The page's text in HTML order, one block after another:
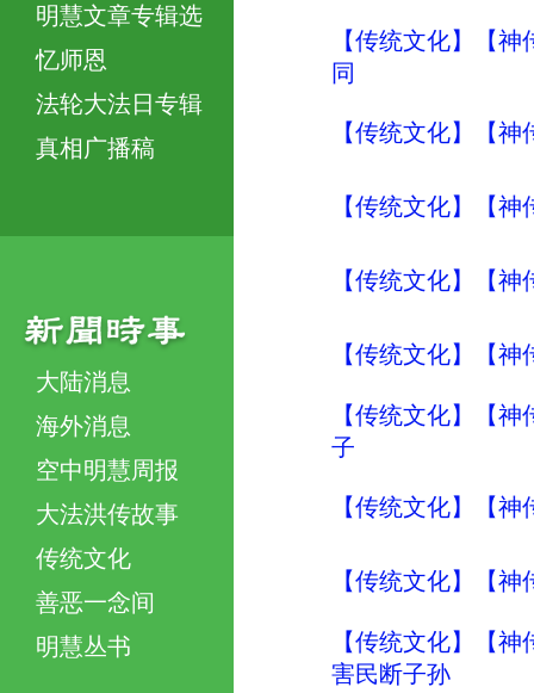
明慧文章专辑选
忆师恩
法轮大法日专辑
真相广播稿
大陆消息
海外消息
空中明慧周报
大法洪传故事
传统文化
善恶一念间
明慧丛书
【传统文化】【
同
【传统文化】【
【传统文化】【
【传统文化】【
【传统文化】【
【传统文化】【
子
【传统文化】【
【传统文化】【
【传统文化】【
害民断子孙